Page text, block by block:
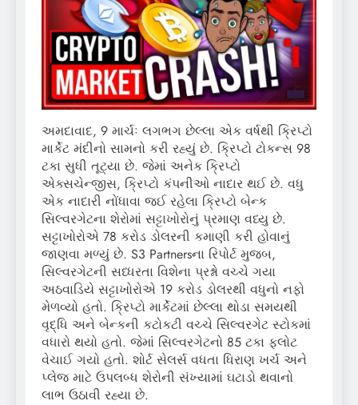
અમદાવાદ, 9 માર્ચઃ લગભગ છેલ્લા એક વર્ષથી ક્રિપ્ટો
માર્કેટ મંદીનો સામનો કરી રહ્યું છે. ક્રિપ્ટો ટોકન્સ 98
ટકા સુધી તૂટ્યા છે. જેમાં અનેક ક્રિપ્ટો
એક્સચેન્જીસ, ક્રિપ્ટો કંપનીઓ નાદાર થઈ છે. વધુ
એક નાદારી નોંધાવા જઈ રહેલા ક્રિપ્ટો બેન્ક
સિલ્વરગેટના શેરોમાં સટ્ટાખોરોનું પ્રમાણ વધ્યુ છે.
સટ્ટાખોરોએ 78 કરોડ ડોલરની કમાણી કરી હોવાનું
જાણવા મળ્યું છે. S3 Partnersના રિપોર્ટ મુજબ,
સિલ્વરગેટની સધ્ધરતા વિશેના પ્રશ્નો વચ્ચે ગયા
અઠવાડિયે સટ્ટાખોરોએ 19 કરોડ ડોલરથી વધુનો નફો
મેળવ્યો હતો. ક્રિપ્ટો માર્કેટમાં છેલ્લા થોડા સમયથી
વૃદ્ધિ અને બેન્કની કટોકટી વચ્ચે સિલ્વરગેટ સ્ટોકમાં
વધારો થયો હતો. જેમાં સિલ્વરગેટનો 85 ટકા ફ્લોટ
વેચાઈ ગયો હતો. શોર્ટ સેલર્સ વધતા ધિરાણ ખર્ચ અને
પ્લેજ માટે ઉપલબ્ધ શેરોની સંખ્યામાં ઘટાડો થવાનો
લાભ ઉઠાવી રહ્યા છે.